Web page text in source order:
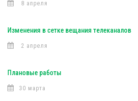
8 апреля
Изменения в сетке вещания телеканалов
2 апреля
Плановые работы
30 марта